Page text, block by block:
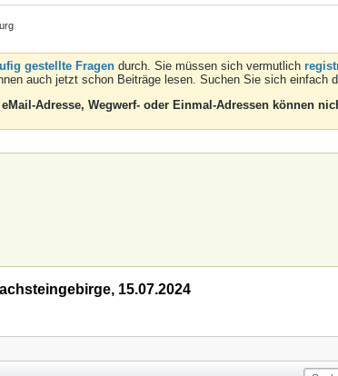
gestellte Fragen durch. Sie müssen sich vermutlich
auch jetzt schon Beiträge lesen. Suchen Sie sich einfach
Adresse, Wegwerf- oder Einmal-Adressen können
15.07.2024